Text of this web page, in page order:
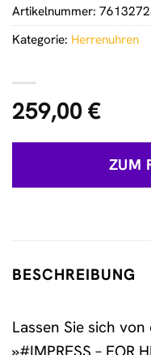
259,00 €
ZUM
Artikelnummer:
Kategorie: Herrenuhren
BESCHREIBUNG
Lassen Sie sich von